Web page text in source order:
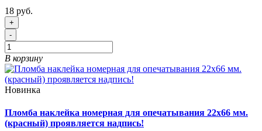
18 руб.
+
-
В корзину
Новинка
Пломба наклейка номерная для опечатывания 22х66 мм.
(красный) проявляется надпись!